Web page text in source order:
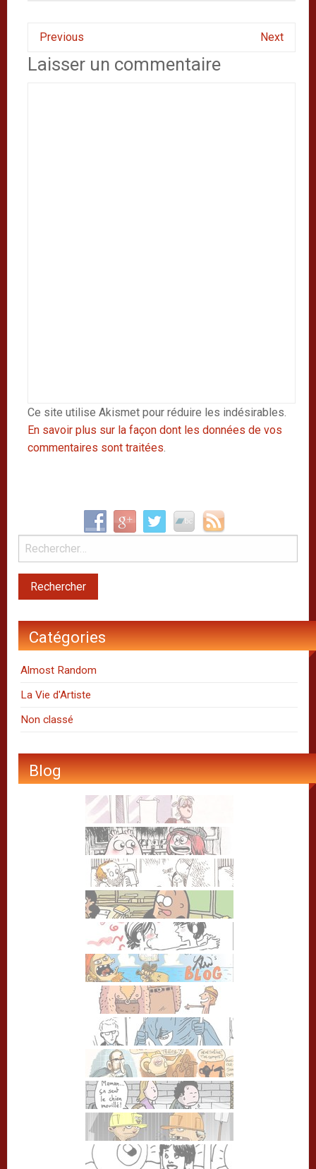
Previous Next
Laisser un commentaire
Ce site utilise Akismet pour réduire les indésirables.
En savoir plus sur la façon dont les données de vos
commentaires sont traitées
Catégories
Almost Random
La Vie d'Artiste
Non classé
Blog